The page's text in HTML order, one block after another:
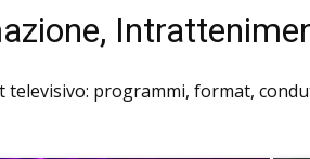
televisivo: programmi, format,